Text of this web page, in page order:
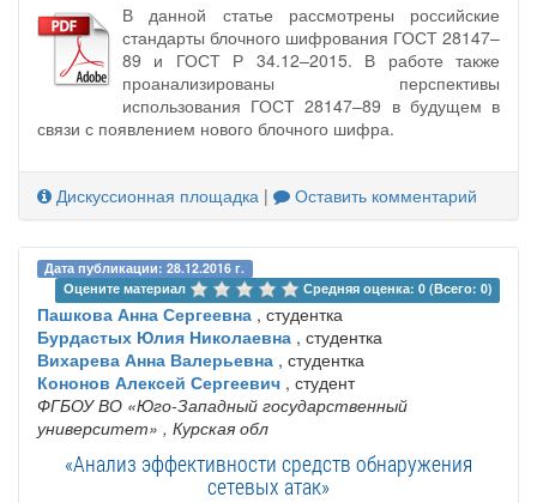
В данной статье рассмотрены российские
стандарты блочного шифрования ГОСТ 28147–
89 и ГОСТ Р 34.12–2015. В работе также
проанализированы перспективы
использования ГОСТ 28147–89 в будущем в
связи с появлением нового блочного шифра.
Дискуссионная площадка | Оставить комментарий
Дата публикации: 28.12.2016 г.
Оцените материал
Средняя оценка: 0 (Всего: 0)
Пашкова Анна Сергеевна , студентка
Бурдастых Юлия Николаевна , студентка
Вихарева Анна Валерьевна , студентка
Кононов Алексей Сергеевич , студент
ФГБОУ ВО «Юго-Западный государственный
университет» , Курская обл
«Анализ эффективности средств обнаружения
сетевых атак»